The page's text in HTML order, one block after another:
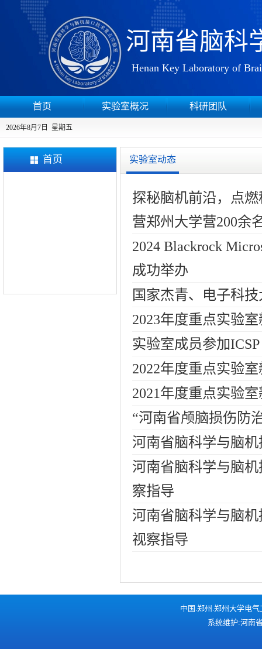
河南省脑科
Henan Key Laboratory of
首页 实验室概况 科研团队
2026年8月7日 星期五
首页 实验室动态
探秘脑机前沿，点
营郑州大学营200余
2024 Blackrock
成功举办
国家杰青、电子科
2023年度重点实验
实验室成员参加
2022年度重点实验
2021年度重点实验
“河南省颅脑损伤防
河南省脑科学与脑
河南省脑科学与脑
察指导
河南省脑科学与脑
视察指导
中国.郑州.郑州大学电
系统维护:河南